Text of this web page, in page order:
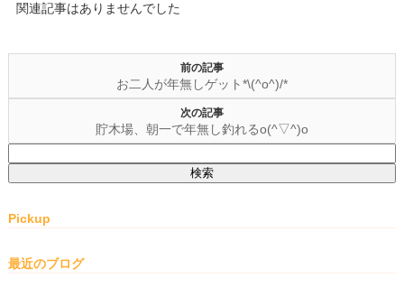
関連記事はありませんでした
前の記事
お二人が年無しゲット*\(^o^)/*
次の記事
貯木場、朝一で年無し釣れるo(^▽^)o
索:
Pickup
最近のブログ